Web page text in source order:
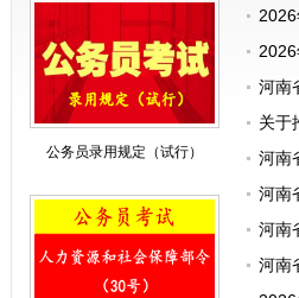
公务员录用规定（试行）
河南
关于
河南
河南
河南
河南